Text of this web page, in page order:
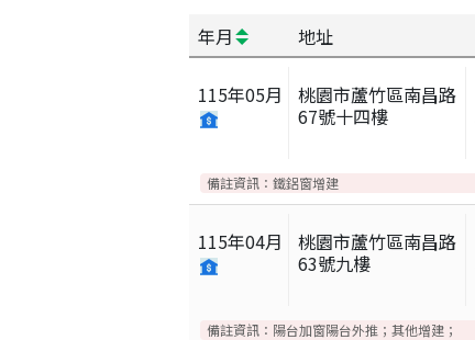
年月 地址
115年05月
桃園市蘆竹區南昌路
67號十四樓
備註資訊： 鐵鋁窗增建
115年04月
桃園市蘆竹區南昌路
63號九樓
備註資訊： 陽台加窗陽台外推；其他增建；